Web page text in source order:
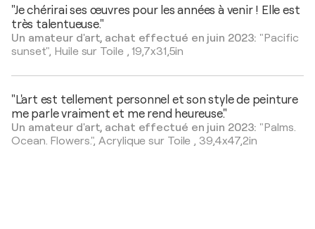
"Je chérirai ses œuvres pour les années à venir ! Elle est
très talentueuse."
Un amateur d'art, achat effectué en juin 2023: "Pacific
sunset", Huile sur Toile,19,7x31,5in
"L'art est tellement personnel et son style de peinture
me parle vraiment et me rend heureuse."
Un amateur d'art, achat effectué en juin 2023: "Palms.
Ocean. Flowers.",Acrylique sur Toile , 39,4x47,2in